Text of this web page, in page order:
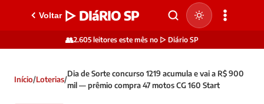
Voltar ▷ DIáRIO SP
👥2.605 leitores este mês no ▷ Diário SP
Início/Loterias/
Dia de Sorte concurso 1219 acumula e vai a R$ 900
mil — prêmio compra 47 motos CG 160 Start